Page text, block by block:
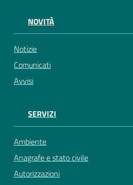
NOVITÀ
Notizie
Comunicati
Avvisi
SERVIZI
Ambiente
Anagrafe e stato civile
Autorizzazioni